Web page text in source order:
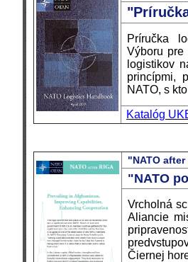
Príručka
Výboru
logistikov
princípmi,
NATO, s
Katalóg
"NATO
"NATO
Vrcholná
Aliancie
Čiernej